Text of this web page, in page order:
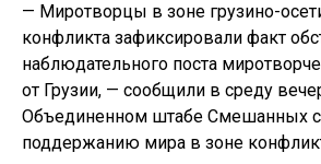
— Миротворцы в зоне грузино-
конфликта зафиксировали факт
наблюдательного поста
от Грузии, — сообщили в среду
Объединенном штабе Смешанных
поддержанию мира в зоне